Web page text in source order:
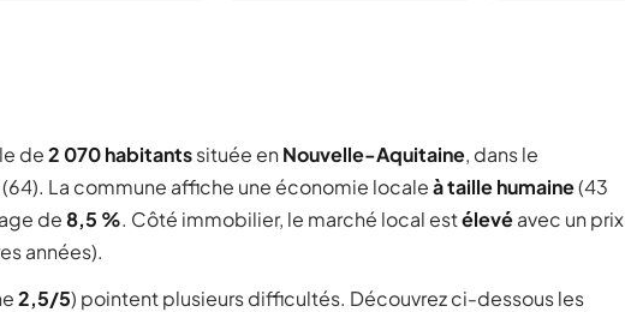
de2 070 habitantssituée en Nouvelle-Aquitaine, dans le
La commune affiche une économie localeà taille humaine(43
de8,5 %. Côté immobilier, le marché local estélevéavec un prix
années).
2,5/5) pointent plusieurs difficultés. Découvrez ci-dessous les